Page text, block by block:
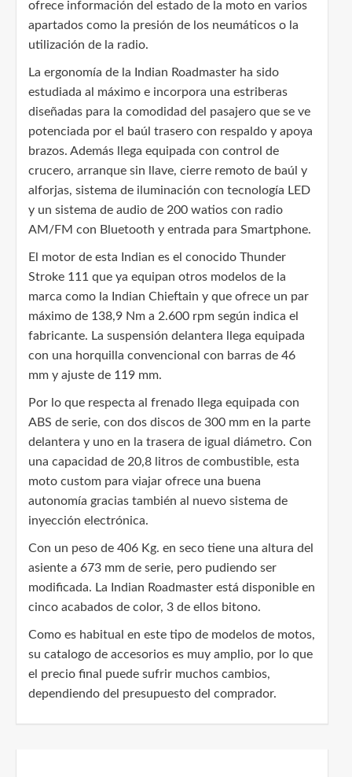
ofrece información del estado de la moto en varios
apartados como la presión de los neumáticos o la
utilización de la radio.
La ergonomía de la Indian Roadmaster ha sido
estudiada al máximo e incorpora una estriberas
diseñadas para la comodidad del pasajero que se ve
potenciada por el baúl trasero con respaldo y apoya
brazos. Además llega equipada con control de
crucero, arranque sin llave, cierre remoto de baúl y
alforjas, sistema de iluminación con tecnología LED
y un sistema de audio de 200 watios con radio
AM/FM con Bluetooth y entrada para Smartphone.
El motor de esta Indian es el conocido Thunder
Stroke 111 que ya equipan otros modelos de la
marca como la Indian Chieftain y que ofrece un par
máximo de 138,9 Nm a 2.600 rpm según indica el
fabricante. La suspensión delantera llega equipada
con una horquilla convencional con barras de 46
mm y ajuste de 119 mm.
Por lo que respecta al frenado llega equipada con
ABS de serie, con dos discos de 300 mm en la parte
delantera y uno en la trasera de igual diámetro. Con
una capacidad de 20,8 litros de combustible, esta
moto custom para viajar ofrece una buena
autonomía gracias también al nuevo sistema de
inyección electrónica.
Con un peso de 406 Kg. en seco tiene una altura del
asiente a 673 mm de serie, pero pudiendo ser
modificada. La Indian Roadmaster está disponible en
cinco acabados de color, 3 de ellos bitono.
Como es habitual en este tipo de modelos de motos,
su catalogo de accesorios es muy amplio, por lo que
el precio final puede sufrir muchos cambios,
dependiendo del presupuesto del comprador.